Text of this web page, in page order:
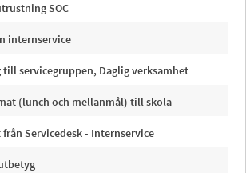
SOC
internservice
till servicegruppen, Daglig verksamhet
(lunch och mellanmål) till skola
Servicedesk - Internservice